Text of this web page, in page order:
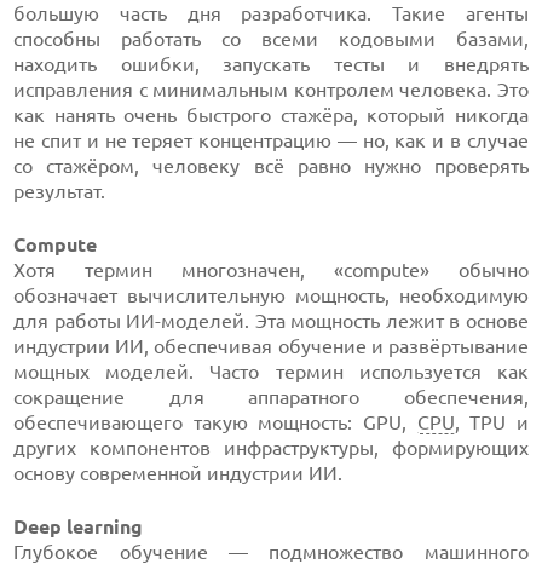
большую часть дня разработчика. Такие агенты
способны работать со всеми кодовыми базами,
находить ошибки, запускать тесты и внедрять
исправления с минимальным контролем человека. Это
как нанять очень быстрого стажёра, который никогда
не спит и не теряет концентрацию — но, как и в случае
со стажёром, человеку всё равно нужно проверять
результат.
Compute
Хотя термин многозначен, «compute» обычно
обозначает вычислительную мощность, необходимую
для работы ИИ-моделей. Эта мощность лежит в основе
индустрии ИИ, обеспечивая обучение и развёртывание
мощных моделей. Часто термин используется как
сокращение для аппаратного обеспечения,
обеспечивающего такую мощность: GPU, CPU, TPU и
других компонентов инфраструктуры, формирующих
основу современной индустрии ИИ.
Deep learning
Глубокое обучение — подмножество машинного